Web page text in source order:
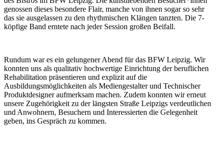
genossen dieses besondere Flair, manche von ihnen sogar so sehr
das sie ausgelassen zu den rhythmischen Klängen tanzten. Die 7-
köpfige Band erntete nach jeder Session großen Beifall.
Rundum war es ein gelungener Abend für das BFW Leipzig. Wir
konnten uns als qualitativ hochwertige Einrichtung der beruflichen
Rehabilitation präsentieren und explizit auf die
Ausbildungsmöglichkeiten als Mediengestalter und Technischer
Produktdesigner aufmerksam machen. Zudem konnten wir erneut
unsere Zugehörigkeit zu der längsten Straße Leipzigs verdeutlichen
und Anwohnern, Besuchern und Interessierten die Gelegenheit
geben, ins Gespräch zu kommen.